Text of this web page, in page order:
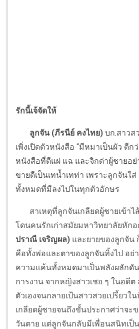
รักนี้เจ้จัดให้
ลูกจัน (ภีรนีย์ คงไทย) บก.สาวส
เพิ่งเปิดตัวหนังสือ “มีหมาเป็นผัว ดีก
หนังสือที่ตีแผ่ แฉ และจิกด่าผู้ชายอย่
ขายดีเป็นเทน้ำเทท่า เพราะลูกจันใ
ทั้งหมดที่มีลงไปในทุกตัวอักษร
สาเหตุที่ลูกจันเกลียดผู้ชายเข้าไ
โดนคนรักเก่าสมัยมหาวิทยาลัยหัก
ปราณี เจริญผล) และยายของลูกจัน
คือทั้งพ่อและตาของลูกจันทิ้งไป อย่า
ความแค้นทั้งหมดมาเป็นพลังผลักดั
การงาน จากหญิงสาวเชย ๆ ในอดีต
ตัวเองจนกลายเป้นสาวสวยเปรี้ยวใ
เกลียดผู้ชายจนถึงขั้นประกาศว่าจะ
วันตาย แต่ลูกจันกลับมีเพื่อนสนิทเ